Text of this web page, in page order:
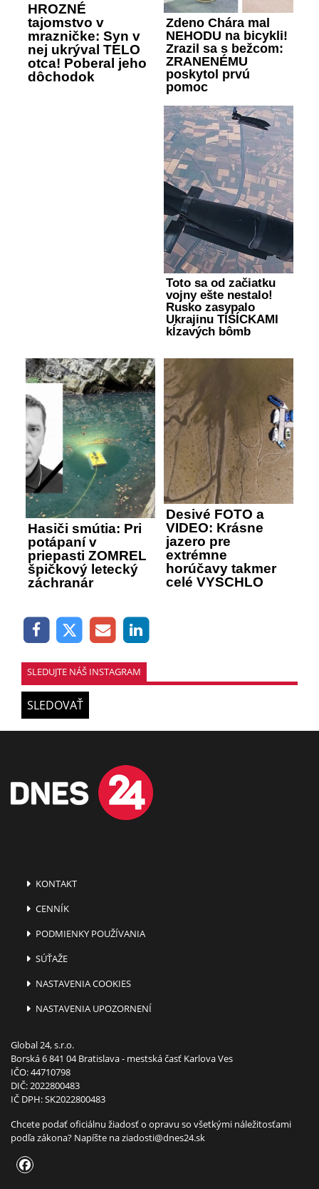
HROZNÉ
tajomstvo v
mrazničke: Syn v
nej ukrýval TELO
otca! Poberal jeho
dôchodok
Zdeno Chára mal
NEHODU na bicykli!
Zrazil sa s bežcom:
ZRANENÉMU
poskytol prvú
pomoc
Toto sa od začiatku
vojny ešte nestalo!
Rusko zasypalo
Ukrajinu TISÍCKAMI
kĺzavých bômb
Hasiči smútia: Pri
potápaní v
priepasti ZOMREL
špičkový letecký
záchranár
Desivé FOTO a
VIDEO: Krásne
jazero pre
extrémne
horúčavy takmer
celé VYSCHLO
SLEDUJTE NÁŠ INSTAGRAM
SLEDOVAŤ
KONTAKT
CENNÍK
PODMIENKY POUŽÍVANIA
SÚŤAŽE
NASTAVENIA COOKIES
NASTAVENIA UPOZORNENÍ
Global 24, s.r.o.
Borská 6 841 04 Bratislava - mestská časť Karlova Ves
IČO: 44710798
DIČ: 2022800483
IČ DPH: SK2022800483
Chcete podať oficiálnu žiadosť o opravu so všetkými náležitosťami
podľa zákona? Napíšte naziadosti@dnes24.sk